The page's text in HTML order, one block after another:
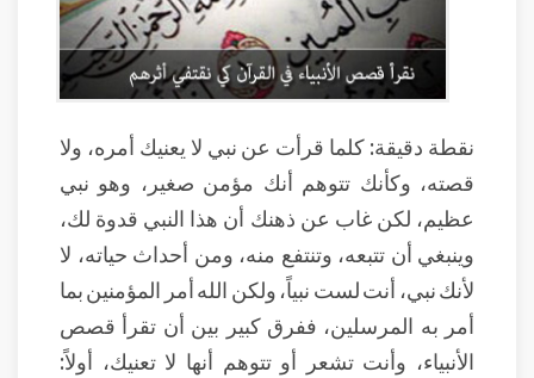
نقطة دقيقة: كلما قرأت عن نبي لا يعنيك أمره، ولا
قصته، وكأنك تتوهم أنك مؤمن صغير، وهو نبي
عظيم، لكن غاب عن ذهنك أن هذا النبي قدوة لك،
وينبغي أن تتبعه، وتنتفع منه، ومن أحداث حياته، لا
لأنك نبي، أنت لست نبياً، ولكن الله أمر المؤمنين بما
أمر به المرسلين، ففرق كبير بين أن تقرأ قصص
الأنبياء، وأنت تشعر أو تتوهم أنها لا تعنيك، أولاً: